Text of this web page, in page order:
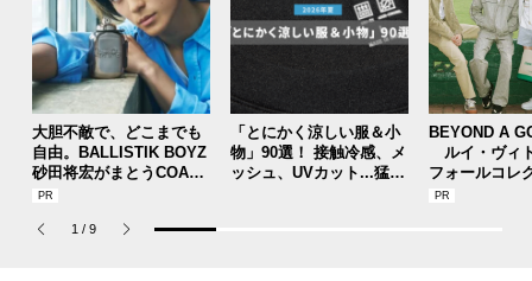
大胆不敵で、どこまでも
自由。BALLISTIK BOYZ
砂田将宏がまとうCOACH
の新作フレグランス「コ
パルファム」
「とにかく涼しい服＆小
物」90選！ 接触冷感、メ
ッシュ、UVカット...猛暑
BEYOND A
ルイ・ヴィ
フォールコレ
描くプレッピ
1 / 9